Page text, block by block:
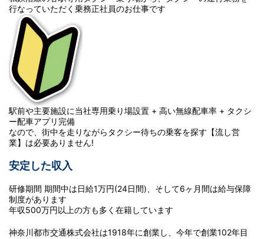
行なっていただく乗務正社員のお仕事です
駅前や主要施設に当社専用乗り場設置 + 高い無線配車率 + タクシ
ー配車アプリ完備
なので、街中を走りながらタクシー待ちの乗客を探す【流し営
業】は必要ありません!
安定した収入
研修期間 期間中は日給1万円(24日間)、そして6ヶ月間は給与保障
制度があります
年収500万円以上の方も多く在籍しています
神奈川都市交通株式会社は1918年に創業し、今年で創業102年目